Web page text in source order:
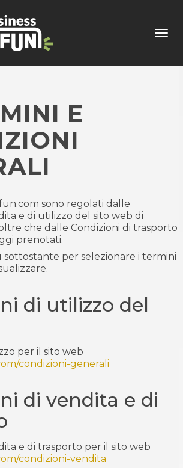
E
sono regolati dalle
e di utilizzo del sito web di
che dalle Condizioni di trasporto
prenotati.
sottostante per selezionare i termini
di utilizzo del
per il sito web
condizioni-generali
di vendita e di
e di trasporto per il sito web
condizioni-vendita